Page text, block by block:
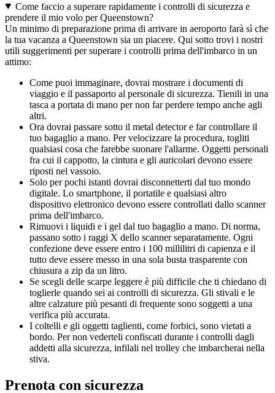
Come faccio a superare rapidamente i controlli di sicurezza e
prendere il mio volo per Queenstown?
Un minimo di preparazione prima di arrivare in aeroporto farà sì che
la tua vacanza a Queenstown sia un piacere. Qui sotto trovi i nostri
utili suggerimenti per superare i controlli prima dell'imbarco in un
attimo:
Come puoi immaginare, dovrai mostrare i documenti di
viaggio e il passaporto al personale di sicurezza. Tienili in una
tasca a portata di mano per non far perdere tempo anche agli
altri.
Ora dovrai passare sotto il metal detector e far controllare il
tuo bagaglio a mano. Per velocizzare la procedura, togliti
qualsiasi cosa che farebbe suonare l'allarme. Oggetti personali
fra cui il cappotto, la cintura e gli auricolari devono essere
riposti nel vassoio.
Solo per pochi istanti dovrai disconnetterti dal tuo mondo
digitale. Lo smartphone, il portatile e qualsiasi altro
dispositivo elettronico devono essere controllati dallo scanner
prima dell'imbarco.
Rimuovi i liquidi e i gel dal tuo bagaglio a mano. Di norma,
passano sotto i raggi X dello scanner separatamente. Ogni
confezione deve essere entro i 100 millilitri di capienza e il
tutto deve essere messo in una sola busta trasparente con
chiusura a zip da un litro.
Se scegli delle scarpe leggere è più difficile che ti chiedano di
toglierle quando sei ai controlli di sicurezza. Gli stivali e le
altre calzature più pesanti di frequente sono soggetti a una
verifica più accurata.
I coltelli e gli oggetti taglienti, come forbici, sono vietati a
bordo. Per non vederteli confiscati durante i controlli dagli
addetti alla sicurezza, infilali nel trolley che imbarcherai nella
stiva.
Prenota con sicurezza